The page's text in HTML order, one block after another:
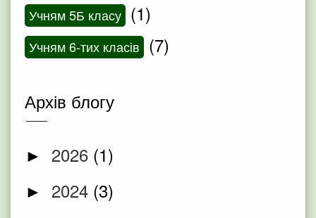
Учням 5Б класу (1)
Учням 6-тих класів (7)
Архів блогу
► 2026 (1)
► 2024 (3)